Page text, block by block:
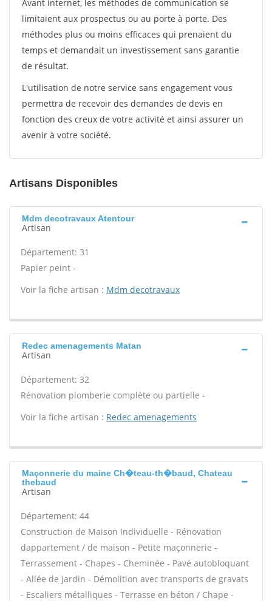
Avant internet, les méthodes de communication se
limitaient aux prospectus ou au porte à porte. Des
méthodes plus ou moins efficaces qui prenaient du
temps et demandait un investissement sans garantie
de résultat.
L'utilisation de notre service sans engagement vous
permettra de recevoir des demandes de devis en
fonction des creux de votre activité et ainsi assurer un
avenir à votre société.
Artisans Disponibles
Mdm decotravaux Atentour
Artisan
Département: 31
Papier peint -
Voir la fiche artisan : Mdm decotravaux
Redec amenagements Matan
Artisan
Département: 32
Rénovation plomberie complète ou partielle -
Voir la fiche artisan : Redec amenagements
Maçonnerie du maine Ch�teau-th�baud, Chateau
thebaud
Artisan
Département: 44
Construction de Maison Individuelle - Rénovation
dappartement / de maison - Petite maçonnerie -
Terrassement - Chapes - Cheminée - Pavé autobloquant
- Allée de jardin - Démolition avec transports de gravats
- Escaliers métalliques - Terrasse en béton / Chape -